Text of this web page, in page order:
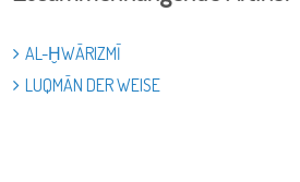
AL-ḪWĀRIZMĪ
LUQMĀN DER WEISE